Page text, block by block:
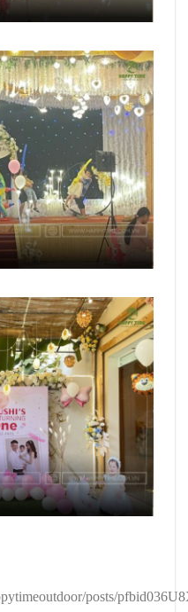
posts/